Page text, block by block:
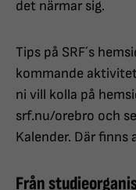
det närmar sig.
Tips på SRF´s
kommande
ni vill kolla på
srf.nu/orebro och
Kalender. Där
Från